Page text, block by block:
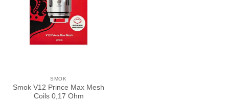
SMOK
Smok V12 Prince Max Mesh
Coils 0,17 Ohm